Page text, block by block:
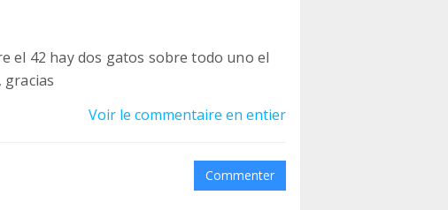
el 42 hay dos gatos sobre todo uno el
gracias
Voir le commentaire en entier
Commenter